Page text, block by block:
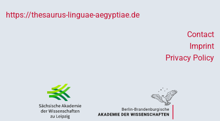
https://thesaurus-linguae-aegyptiae.de
Contact
Imprint
Privacy Policy